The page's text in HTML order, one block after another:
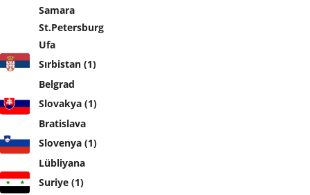
Samara
St.Petersburg
Ufa
Sırbistan (1)
Belgrad
Slovakya (1)
Bratislava
Slovenya (1)
Lübliyana
Suriye (1)